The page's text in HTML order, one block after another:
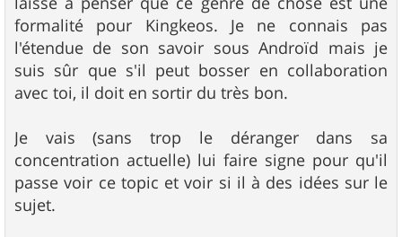
formalité pour Kingkeos. Je ne connais pas
l'étendue de son savoir sous Androïd mais je
suis sûr que s'il peut bosser en collaboration
avec toi, il doit en sortir du très bon.
Je vais (sans trop le déranger dans sa
concentration actuelle) lui faire signe pour qu'il
passe voir ce topic et voir si il à des idées sur le
sujet.